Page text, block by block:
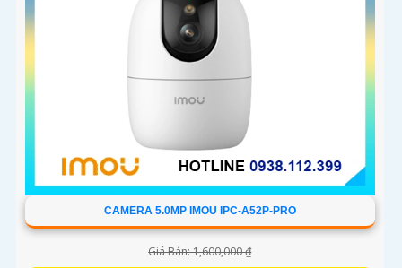
CAMERA 5.0MP IMOU IPC-A52P-PRO
Giá Bán: 1,600,000 ₫